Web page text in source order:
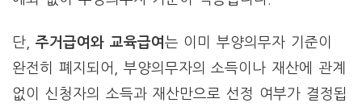
단, 주거급여와 교육급여 는 이미 부양의무자 기준이
완전히 폐지되어, 부양의무자의 소득이나 재산에 관계
없이 신청자의 소득과 재산만으로 선정 여부가 결정됩